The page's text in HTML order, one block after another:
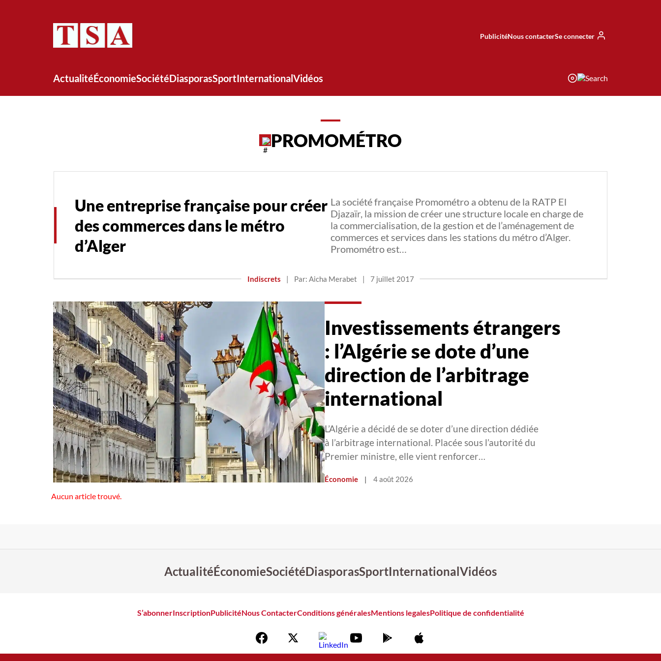
PublicitéNous contacterSe connecter
ActualitéÉconomieSociétéDiasporasSportInternationalVidéos
PROMOMÉTRO
Une entreprise française pour créer
des commerces dans le métro
d’Alger
La société française Promométro a obtenu de la RATP El
Djazaïr, la mission de créer une structure locale en charge de
la commercialisation, de la gestion et de l’aménagement de
commerces et services dans les stations du métro d’Alger.
Promométro est…
Indiscrets | Par: Aicha Merabet | 7 juillet 2017
Investissements étrangers
: l’Algérie se dote d’une
direction de l’arbitrage
international
L’Algérie a décidé de se doter d’une direction dédiée
à l’arbitrage international. Placée sous l’autorité du
Premier ministre, elle vient renforcer…
Économie | 4 août 2026
Aucun article trouvé.
ActualitéÉconomieSociétéDiasporasSportInternationalVidéos
S’abonnerInscriptionPublicitéNous ContacterConditions généralesMentions legalesPolitique de confidentialité